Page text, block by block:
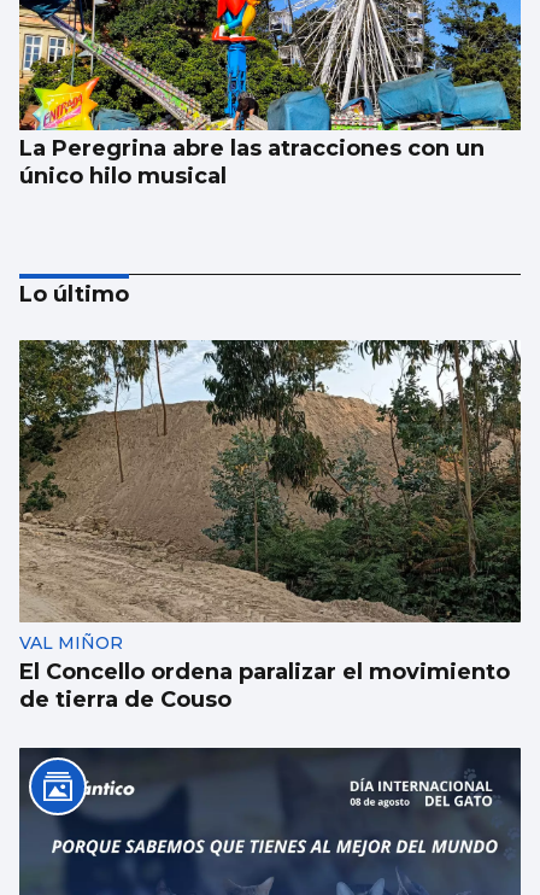
La Peregrina abre las atracciones con un
único hilo musical
El Lérez se sitúa por debajo de la mitad de
su límite ecológico
Lo último
VAL MIÑOR
El Concello ordena paralizar el movimiento
de tierra de Couso